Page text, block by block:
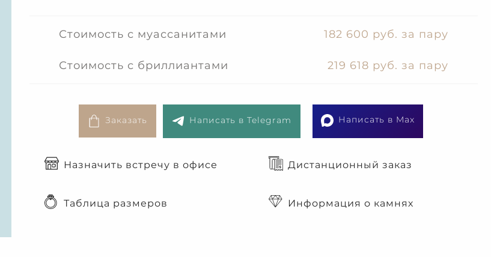
Стоимость с муассанитами 182 600 руб. за пару
Стоимость с бриллиантами 219 618 руб. за пару
Заказать Написать в Telegram Написать в Max
Назначить встречу в офисе Дистанционный заказ
Таблица размеров Информация о камнях